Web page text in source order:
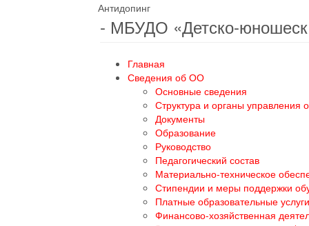
Антидопинг
- МБУДО «Детско-
Главная
Сведения об ОО
Основные сведения
Структура и органы управления
Документы
Образование
Руководство
Педагогический состав
Материально-техническое
Стипендии и меры поддержки
Платные образовательные услуги
Финансово-хозяйственная